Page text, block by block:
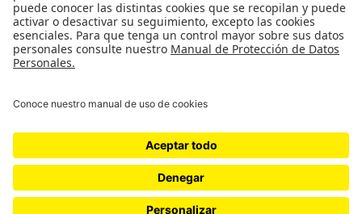
NEWSLETTER